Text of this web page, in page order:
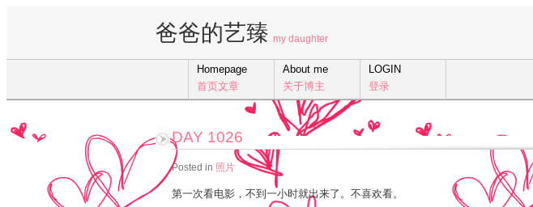
爸爸的艺臻 my daughter
Homepage
首页文章
About me
关于博主
LOGIN
登录
DAY 1026
Posted in 照片
第一次看电影，不到一小时就出来了。不喜欢看。